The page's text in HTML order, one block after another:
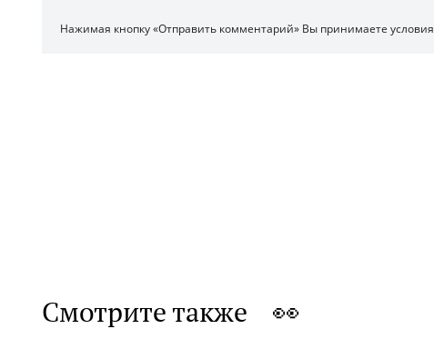
Нажимая кнопку «Отправить комментарий» Вы принимаете условия
Смотрите также 👀